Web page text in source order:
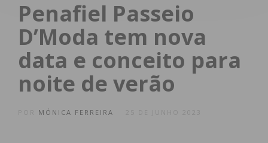
Penafiel Passeio
D’Moda tem nova
data e conceito para
noite de verão
MÓNICA FERREIRA